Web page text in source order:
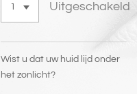
Uitgeschakeld
Wist u dat uw huid lijd onder
het zonlicht?